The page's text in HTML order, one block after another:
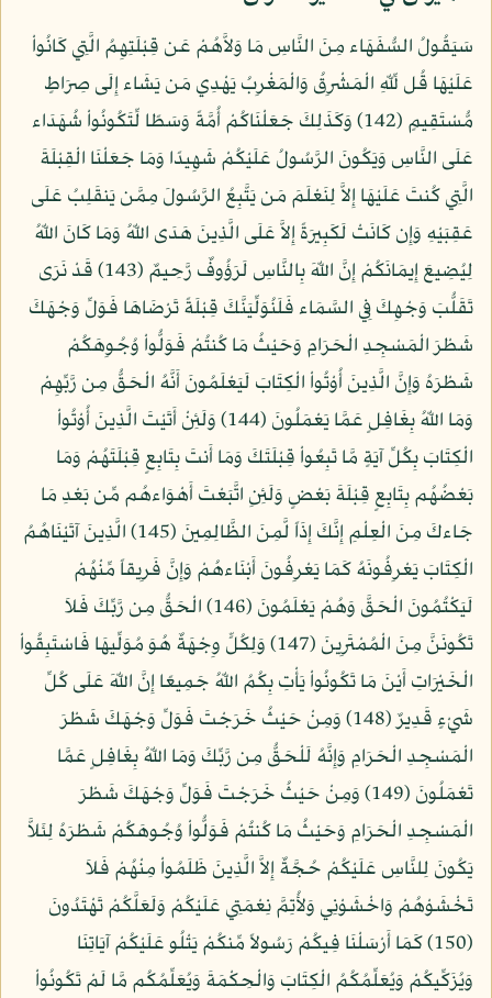
سَيَقُولُ السُّفَهَاء مِنَ النَّاسِ مَا وَلاَّهُمْ عَن قِبْلَتِهِمُ الَّتِي كَانُواْ
عَلَيْهَا قُل لِّلّهِ الْمَشْرِقُ وَالْمَغْرِبُ يَهْدِي مَن يَشَاء إِلَى صِرَاطٍ
مُّسْتَقِيمٍ (142) وَكَذَلِكَ جَعَلْنَاكُمْ أُمَّةً وَسَطًا لِّتَكُونُواْ شُهَدَاء
عَلَى النَّاسِ وَيَكُونَ الرَّسُولُ عَلَيْكُمْ شَهِيدًا وَمَا جَعَلْنَا الْقِبْلَةَ
الَّتِي كُنتَ عَلَيْهَا إِلاَّ لِنَعْلَمَ مَن يَتَّبِعُ الرَّسُولَ مِمَّن يَنقَلِبُ عَلَى
عَقِبَيْهِ وَإِن كَانَتْ لَكَبِيرَةً إِلاَّ عَلَى الَّذِينَ هَدَى اللّهُ وَمَا كَانَ اللّهُ
لِيُضِيعَ إِيمَانَكُمْ إِنَّ اللّهَ بِالنَّاسِ لَرَؤُوفٌ رَّحِيمٌ (143) قَدْ نَرَى
تَقَلُّبَ وَجْهِكَ فِي السَّمَاء فَلَنُوَلِّيَنَّكَ قِبْلَةً تَرْضَاهَا فَوَلِّ وَجْهَكَ
شَطْرَ الْمَسْجِدِ الْحَرَامِ وَحَيْثُ مَا كُنتُمْ فَوَلُّواْ وُجُوِهَكُمْ
شَطْرَهُ وَإِنَّ الَّذِينَ أُوْتُواْ الْكِتَابَ لَيَعْلَمُونَ أَنَّهُ الْحَقُّ مِن رَّبِّهِمْ
وَمَا اللّهُ بِغَافِلٍ عَمَّا يَعْمَلُونَ (144) وَلَئِنْ أَتَيْتَ الَّذِينَ أُوْتُواْ
الْكِتَابَ بِكُلِّ آيَةٍ مَّا تَبِعُواْ قِبْلَتَكَ وَمَا أَنتَ بِتَابِعٍ قِبْلَتَهُمْ وَمَا
بَعْضُهُم بِتَابِعٍ قِبْلَةَ بَعْضٍ وَلَئِنِ اتَّبَعْتَ أَهْوَاءهُم مِّن بَعْدِ مَا
جَاءكَ مِنَ الْعِلْمِ إِنَّكَ إِذَاً لَّمِنَ الظَّالِمِينَ (145) الَّذِينَ آتَيْنَاهُمُ
الْكِتَابَ يَعْرِفُونَهُ كَمَا يَعْرِفُونَ أَبْنَاءهُمْ وَإِنَّ فَرِيقاً مِّنْهُمْ
لَيَكْتُمُونَ الْحَقَّ وَهُمْ يَعْلَمُونَ (146) الْحَقُّ مِن رَّبِّكَ فَلاَ
تَكُونَنَّ مِنَ الْمُمْتَرِينَ (147) وَلِكُلٍّ وِجْهَةٌ هُوَ مُوَلِّيهَا فَاسْتَبِقُواْ
الْخَيْرَاتِ أَيْنَ مَا تَكُونُواْ يَأْتِ بِكُمُ اللّهُ جَمِيعًا إِنَّ اللّهَ عَلَى كُلِّ
شَيْءٍ قَدِيرٌ (148) وَمِنْ حَيْثُ خَرَجْتَ فَوَلِّ وَجْهَكَ شَطْرَ
الْمَسْجِدِ الْحَرَامِ وَإِنَّهُ لَلْحَقُّ مِن رَّبِّكَ وَمَا اللّهُ بِغَافِلٍ عَمَّا
تَعْمَلُونَ (149) وَمِنْ حَيْثُ خَرَجْتَ فَوَلِّ وَجْهَكَ شَطْرَ
الْمَسْجِدِ الْحَرَامِ وَحَيْثُ مَا كُنتُمْ فَوَلُّواْ وُجُوهَكُمْ شَطْرَهُ لِئَلاَّ
يَكُونَ لِلنَّاسِ عَلَيْكُمْ حُجَّةٌ إِلاَّ الَّذِينَ ظَلَمُواْ مِنْهُمْ فَلاَ
تَخْشَوْهُمْ وَاخْشَوْنِي وَلأُتِمَّ نِعْمَتِي عَلَيْكُمْ وَلَعَلَّكُمْ تَهْتَدُونَ
(150) كَمَا أَرْسَلْنَا فِيكُمْ رَسُولاً مِّنكُمْ يَتْلُو عَلَيْكُمْ آيَاتِنَا
وَيُزَكِّيكُمْ وَيُعَلِّمُكُمُ الْكِتَابَ وَالْحِكْمَةَ وَيُعَلِّمُكُم مَّا لَمْ تَكُونُواْ